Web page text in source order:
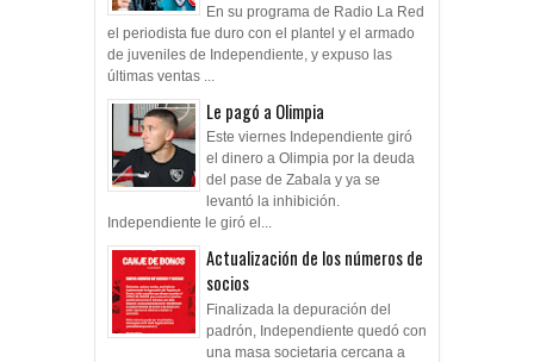
En su programa de Radio La Red
el periodista fue duro con el plantel y el armado
de juveniles de Independiente, y expuso las
últimas ventas ...
Le pagó a Olimpia
Este viernes Independiente giró
el dinero a Olimpia por la deuda
del pase de Zabala y ya se
levantó la inhibición.
Independiente le giró el...
Actualización de los números de
socios
Finalizada la depuración del
padrón, Independiente quedó con
una masa societaria cercana a